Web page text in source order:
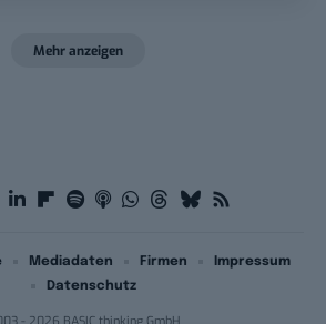
Mehr anzeigen
Mediadaten Firmen
Impressum
Datenschutz